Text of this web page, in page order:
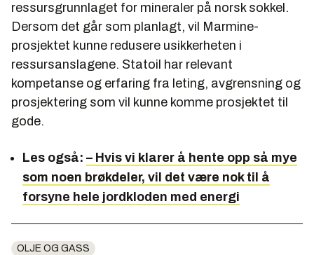
ressursgrunnlaget for mineraler på norsk sokkel.
Dersom det går som planlagt, vil Marmine-
prosjektet kunne redusere usikkerheten i
ressursanslagene. Statoil har relevant
kompetanse og erfaring fra leting, avgrensning og
prosjektering som vil kunne komme prosjektet til
gode.
Les også: – Hvis vi klarer å hente opp så mye
som noen brøkdeler, vil det være nok til å
forsyne hele jordkloden med energi
OLJE OG GASS